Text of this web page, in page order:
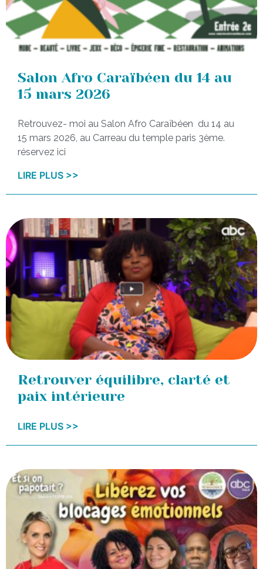
Salon Afro Caraïbéen du 14 au
15 mars 2026
Retrouvez- moi au Salon Afro Caraïbéen du 14 au
15 mars 2026, au Carreau du temple paris 3ème.
réservez ici
LIRE PLUS >>
Retrouver équilibre, clarté et
paix intérieure
LIRE PLUS >>